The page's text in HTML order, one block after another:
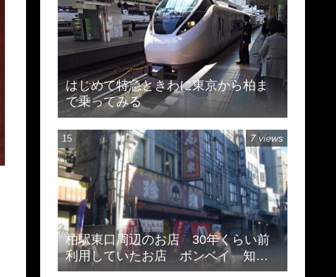
はじめて特急ときわに東京から柏ま
で乗ってみる
柏駅東口周辺のお店 30年くらい前
利用していたお店 ボンベイ 知味
斎 珍来
7 views